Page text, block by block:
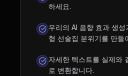
하세요.
우리의 AI 음향 효과 생
형 선술집 분위기를 만들
자세한 텍스트를 실제와
로 변환합니다.